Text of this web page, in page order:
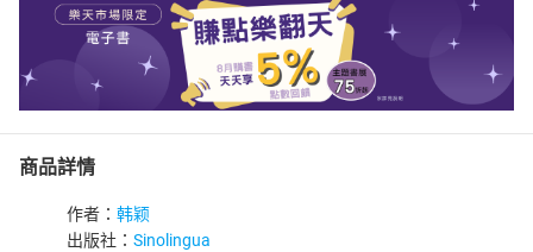
商品詳情
作者： 韩颖
出版社： Sinolingua